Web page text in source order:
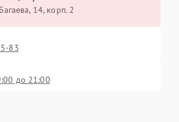
14, корп. 2
83
до 21:00